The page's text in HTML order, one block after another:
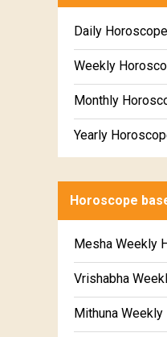
Daily Horoscope
Weekly
Monthly
Yearly
Horoscope
Mesha Weekly
Vrishabha
Mithuna